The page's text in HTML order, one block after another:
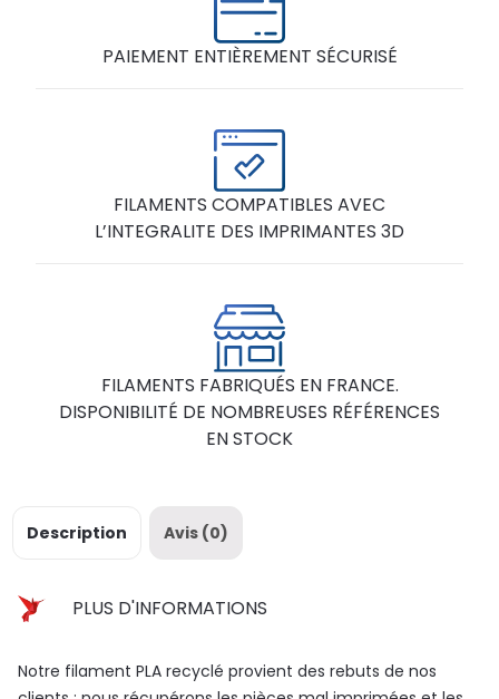
PAIEMENT ENTIÈREMENT SÉCURISÉ
FILAMENTS COMPATIBLES AVEC
L’INTEGRALITE DES IMPRIMANTES 3D
FILAMENTS FABRIQUÉS EN FRANCE.
DISPONIBILITÉ DE NOMBREUSES RÉFÉRENCES
EN STOCK
Description Avis (0)
PLUS D'INFORMATIONS
Notre filament PLA recyclé provient des rebuts de nos